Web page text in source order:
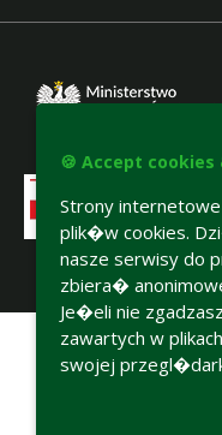
🍪 Accept cookies
Strony
plik�w cookies.
nasze serwisy do
zbiera�
Je�eli nie
zawartych w
swojej